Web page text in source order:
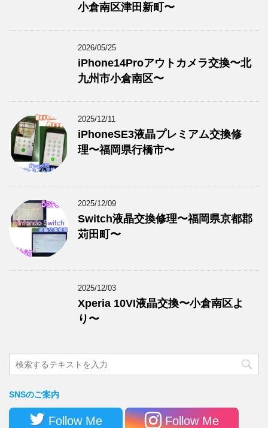
小倉南区津田新町〜
2026/05/25
iPhone14Proアウトカメラ交換〜北
九州市小倉南区〜
2025/12/11
iPhoneSE3液晶プレミアム交換修
理〜福岡県行橋市〜
2025/12/09
Switch液晶交換修理〜福岡県京都郡
苅田町〜
2025/12/03
Xperia 10VI液晶交換〜小倉南区よ
り〜
SNSのご案内
Follow Me Follow Me